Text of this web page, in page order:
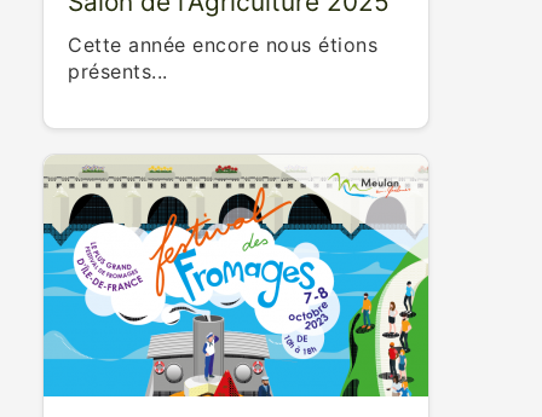
Cette année encore nous étions
présents...